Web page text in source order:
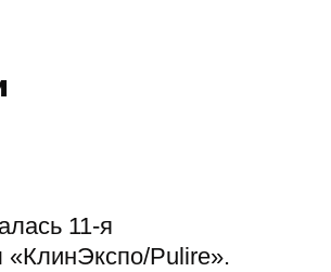
11-я
«КлинЭкспо/Pulire».